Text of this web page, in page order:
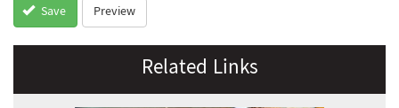
Save Preview
Related Links